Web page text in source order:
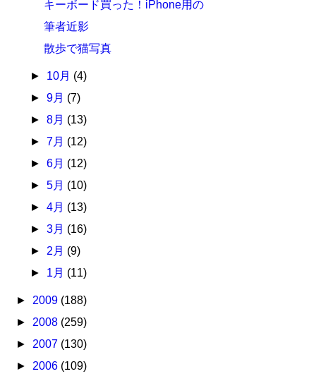
キーボード買った！iPhone用の
筆者近影
散歩で猫写真
► 10月 (4)
► 9月 (7)
► 8月 (13)
► 7月 (12)
► 6月 (12)
► 5月 (10)
► 4月 (13)
► 3月 (16)
► 2月 (9)
► 1月 (11)
► 2009 (188)
► 2008 (259)
► 2007 (130)
► 2006 (109)